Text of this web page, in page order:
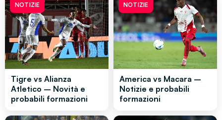
NOTIZIE
Tigre vs Alianza
Atletico – Novità e
probabili formazioni
NOTIZIE
America vs Macara –
Notizie e probabili
formazioni